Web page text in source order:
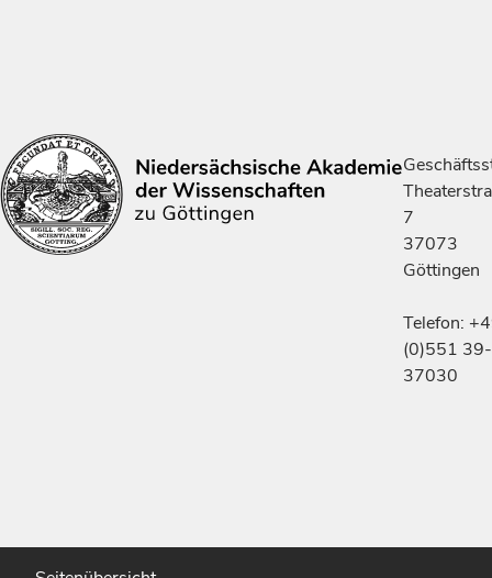
7
37073
Göttingen
Telefon:
(0)551 39-
37030